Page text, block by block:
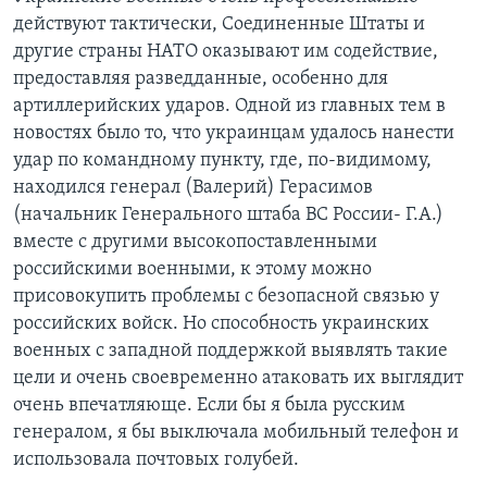
действуют тактически, Соединенные Штаты и
другие страны НАТО оказывают им содействие,
предоставляя разведданные, особенно для
артиллерийских ударов. Одной из главных тем в
новостях было то, что украинцам удалось нанести
удар по командному пункту, где, по-видимому,
находился генерал (Валерий) Герасимов
(начальник Генерального штаба ВС России- Г.А.)
вместе с другими высокопоставленными
российскими военными, к этому можно
присовокупить проблемы с безопасной связью у
российских войск. Но способность украинских
военных с западной поддержкой выявлять такие
цели и очень своевременно атаковать их выглядит
очень впечатляюще. Если бы я была русским
генералом, я бы выключала мобильный телефон и
использовала почтовых голубей.